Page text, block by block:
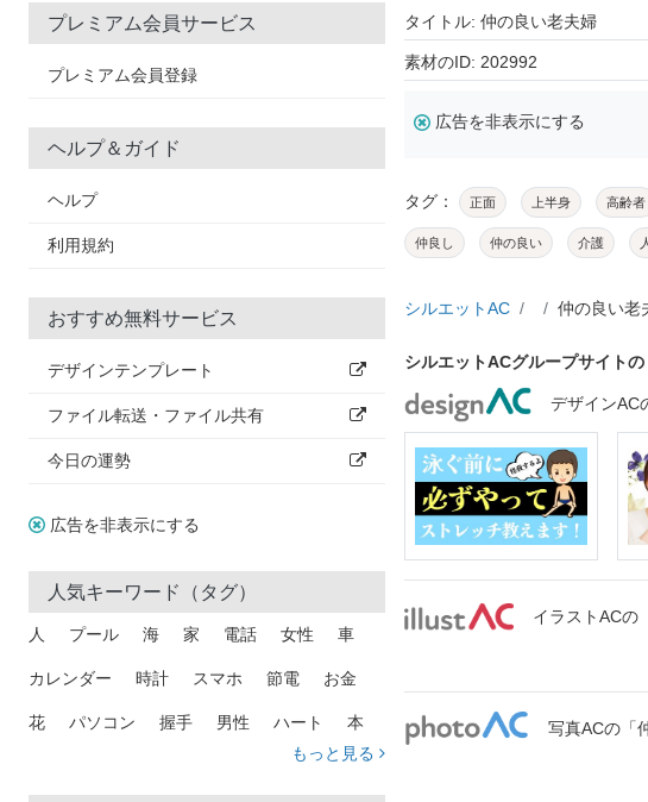
プレミアム会員サービス
プレミアム会員登録
ヘルプ＆ガイド
ヘルプ
利用規約
おすすめ無料サービス
デザインテンプレート
ファイル転送・ファイル共有
今日の運勢
広告を非表示にする
人気キーワード（タグ）
人 プール 海 家 電話 女性 車
カレンダー 時計 スマホ 節電 お金
花 パソコン 握手 男性 ハート 本
トラック 木
もっと見る
タイトル: 仲の良い老夫婦
素材のID: 202992
広告を非表示にする
タグ： 正面 上半身 高齢者
仲良し 仲の良い 介護
シルエットAC 仲の良い老
シルエットACグループサイト
デザインAC
イラストACの
写真ACの「